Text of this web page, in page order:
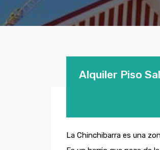
Alquiler Piso
La Chinchibarra es una